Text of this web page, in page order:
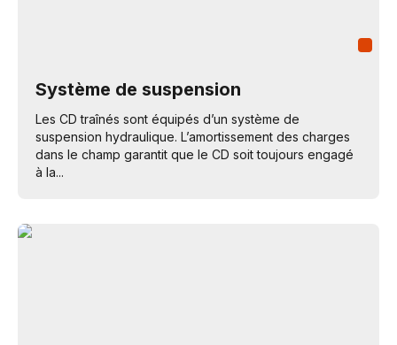
Système de suspension
Les CD traînés sont équipés d’un système de
suspension hydraulique. L’amortissement des charges
dans le champ garantit que le CD soit toujours engagé
à la...